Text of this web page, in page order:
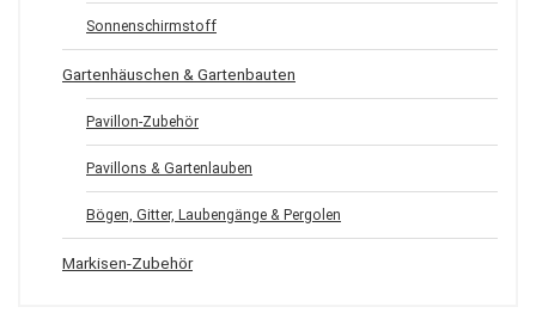
Sonnenschirmstoff
Gartenhäuschen & Gartenbauten
Pavillon-Zubehör
Pavillons & Gartenlauben
Bögen, Gitter, Laubengänge & Pergolen
Markisen-Zubehör